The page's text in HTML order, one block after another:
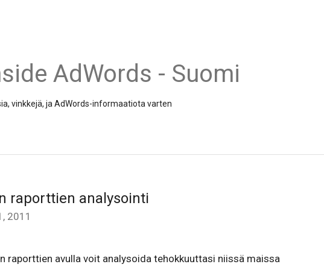
AdWords - Suomi
vinkkejä, ja AdWords-informaatiota varten
raporttien analysointi
2011
raporttien avulla voit analysoida tehokkuuttasi niissä maissa